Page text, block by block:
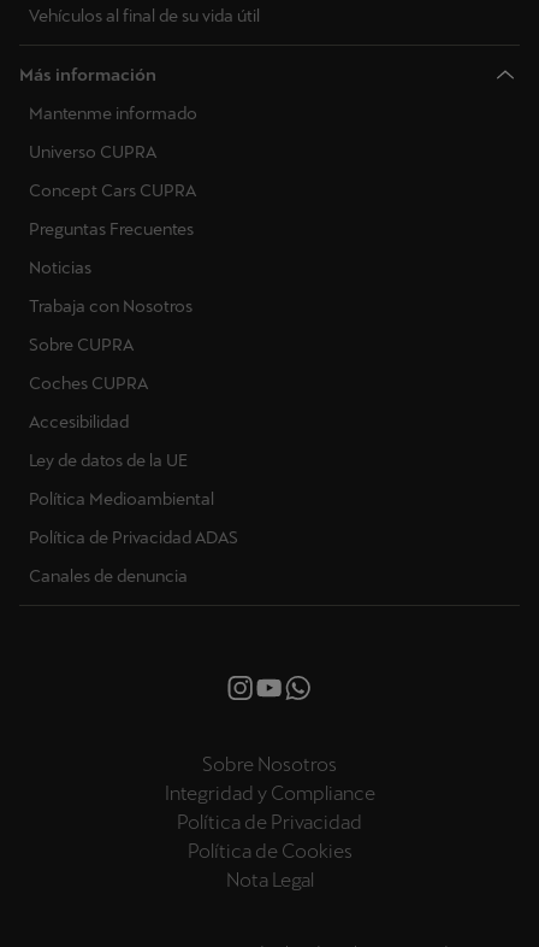
Vehículos al final de su vida útil
Más información
Mantenme informado
Universo CUPRA
Concept Cars CUPRA
Preguntas Frecuentes
Noticias
Trabaja con Nosotros
Sobre CUPRA
Coches CUPRA
Accesibilidad
Ley de datos de la UE
Política Medioambiental
Política de Privacidad ADAS
Canales de denuncia
Sobre Nosotros
Integridad y Compliance
Política de Privacidad
Política de Cookies
Nota Legal